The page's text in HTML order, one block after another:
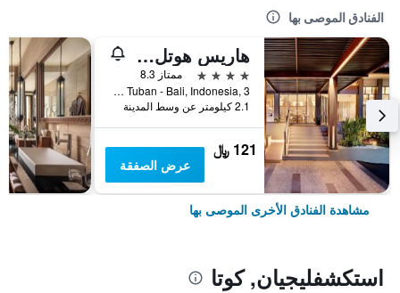
الفنادق الموصى بها
هاريس هوتل كوتا توبان بالي
4 نجوم
ممتاز 8.3
Jl.Dewi Sartika Tuban - Bali, Indonesia, 3, كوتا, إندونيسيا
2.1 كيلومتر عن وسط المدينة
121 ﷼
عرض الصفقة
مشاهدة الفنادق الأخرى الموصى بها
استكشفليجيان, كوتا